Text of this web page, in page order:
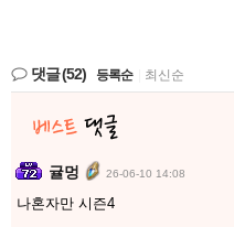
댓글(52) 등록순 최신순
귤멍 26-06-10 14:08
나혼자만 시즌4